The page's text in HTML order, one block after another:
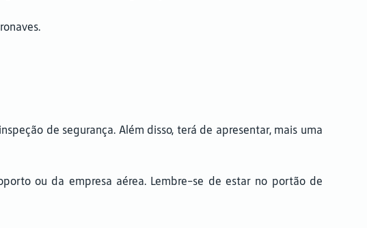
de segurança. Além disso, terá de apresentar, mais uma
ou da empresa aérea. Lembre-se de estar no portão de